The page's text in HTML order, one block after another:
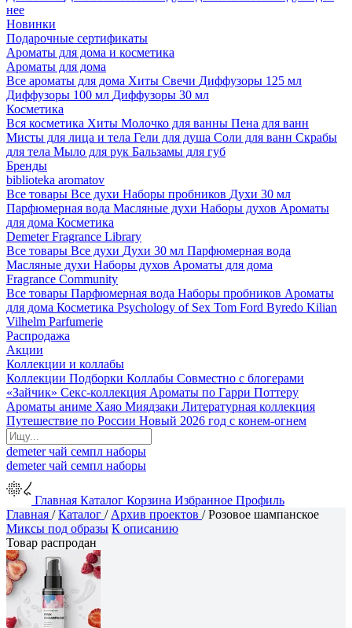
нее
Новинки
Подарочные сертификаты
Ароматы для дома и косметика
Ароматы для дома
Все ароматы для дома Хиты Свечи Диффузоры 125 мл
Диффузоры 100 мл Диффузоры 30 мл
Косметика
Вся косметика Хиты Молочко для ванны Пена для ванн
Мисты для лица и тела Гели для душа Соли для ванн Скрабы
для тела Мыло для рук Бальзамы для губ
Бренды
biblioteka aromatov
Все товары Все духи Наборы пробников Духи 30 мл
Парфюмерная вода Масляные духи Наборы духов Ароматы
для дома Косметика
Demeter Fragrance Library
Все товары Все духи Духи 30 мл Парфюмерная вода
Масляные духи Наборы духов Ароматы для дома
Fragrance Community
Все товары Парфюмерная вода Наборы пробников Ароматы
для дома Косметика Psychology of Sex Tom Ford Byredo Kilian
Vilhelm Parfumerie
Распродажа
Акции
Коллекции и коллабы
Коллекции Подборки Коллабы Совместно с блогерами
«Зайчик» Секс-коллекция Ароматы по Гарри Поттеру
Ароматы аниме Хаяо Миядзаки Литературная коллекция
Путешествие по России Новый 2026 год с конем-огнем
demeterчай семпл наборы
demeterчай семпл наборы
Главная Каталог Корзина Избранное Профиль
Главная /Каталог / Архив проектов /Розовое шампанское
Миксы под образы К описанию
Товар распродан